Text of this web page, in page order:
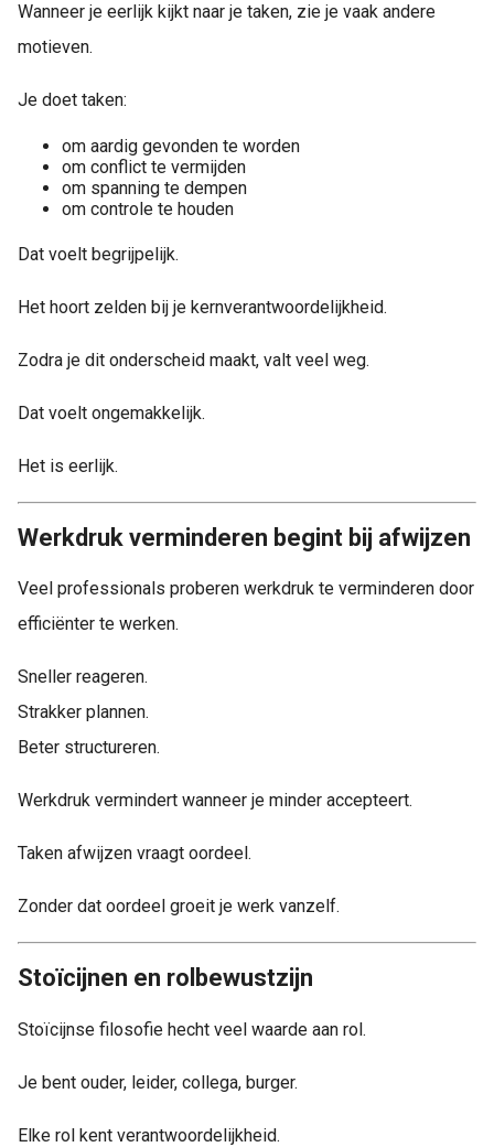
Wanneer je eerlijk kijkt naar je taken, zie je vaak andere
motieven.
Je doet taken:
om aardig gevonden te worden
om conflict te vermijden
om spanning te dempen
om controle te houden
Dat voelt begrijpelijk.
Het hoort zelden bij je kernverantwoordelijkheid.
Zodra je dit onderscheid maakt, valt veel weg.
Dat voelt ongemakkelijk.
Het is eerlijk.
Werkdruk verminderen begint bij afwijzen
Veel professionals proberen werkdruk te verminderen door
efficiënter te werken.
Sneller reageren.
Strakker plannen.
Beter structureren.
Werkdruk vermindert wanneer je minder accepteert.
Taken afwijzen vraagt oordeel.
Zonder dat oordeel groeit je werk vanzelf.
Stoïcijnen en rolbewustzijn
Stoïcijnse filosofie hecht veel waarde aan rol.
Je bent ouder, leider, collega, burger.
Elke rol kent verantwoordelijkheid.